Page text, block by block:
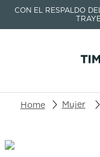
CON EL RESPALDO
Buscar un producto
Mujer